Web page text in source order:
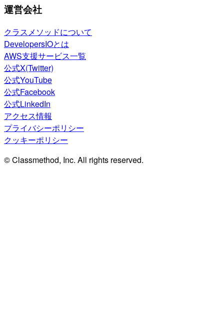
運営会社
クラスメソッドについて
DevelopersIOとは
AWS支援サービス一覧
公式X(Twitter)
公式YouTube
公式Facebook
公式LinkedIn
アクセス情報
プライバシーポリシー
クッキーポリシー
© Classmethod, Inc. All rights reserved.